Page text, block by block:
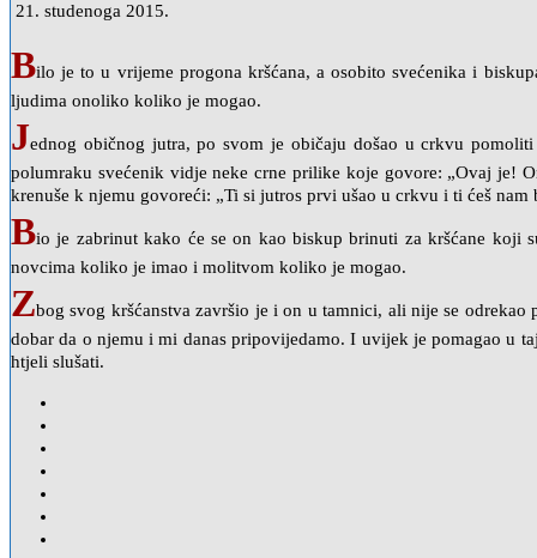
21. studenoga 2015.
Bilo je to u vrijeme progona kršćana, a osobito svećenika i
ljudima onoliko koliko je mogao.
Jednog običnog jutra, po svom je običaju došao u crkvu
polumraku svećenik vidje neke crne prilike koje govore: „Ovaj je!
krenuše k njemu govoreći: „Ti si jutros prvi ušao u crkvu i ti ćeš
Bio je zabrinut kako će se on kao biskup brinuti za kršćane koji
novcima koliko je imao i molitvom koliko je mogao.
Zbog svog kršćanstva završio je i on u tamnici, ali nije se
dobar da o njemu i mi danas pripovijedamo. I uvijek je pomagao u
htjeli slušati.